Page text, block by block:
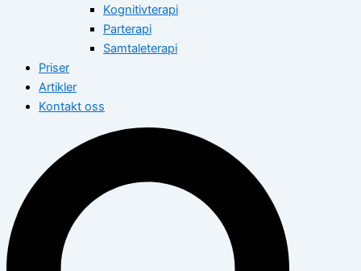
Kognitivterapi
Parterapi
Samtaleterapi
Priser
Artikler
Kontakt oss